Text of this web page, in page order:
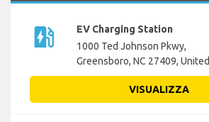
ev_station
EV Charging Station
1000 Ted Johnson Pkwy,
Greensboro, NC 27409,
VISUALIZZA